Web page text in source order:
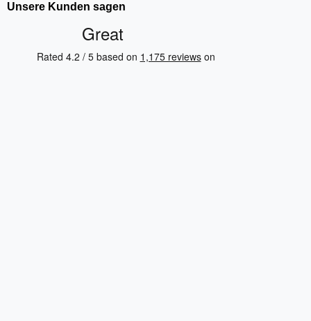
Unsere Kunden sagen